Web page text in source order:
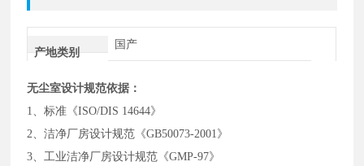
产地类别
国产
无尘室设计规范依据：
1、标准《ISO/DIS 14644》
2、洁净厂房设计规范《GB50073-2001》
3、工业洁净厂房设计规范《GMP-97》